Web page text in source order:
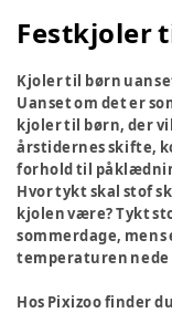
Festkjoler
Kjoler til børn
Uanset om det er
kjoler til børn, der
årstidernes skifte,
forhold til
Hvor tykt skal stof
kjolen være? Tykt
sommerdage,
temperaturen nede
Hos Pixizoo finder